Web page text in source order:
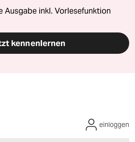
Ausgabe inkl. Vorlesefunktion
kennenlernen
einloggen